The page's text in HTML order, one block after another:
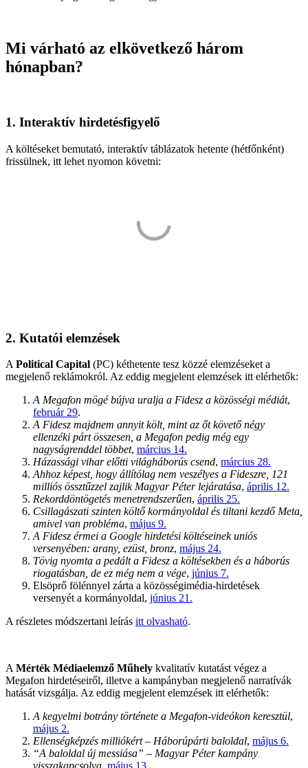
Mi várható az elkövetkező három
hónapban?
1. Interaktív hirdetésfigyelő
A költéseket bemutató, interaktív táblázatok hetente (hétfőnként)
frissülnek, itt lehet nyomon követni:
2. Kutatói elemzések
A Political Capital (PC) kéthetente tesz közzé elemzéseket a
megjelenő reklámokról. Az eddig megjelent elemzések itt elérhetők:
A Megafon mögé bújva uralja a Fidesz a közösségi médiát,
február 29.
A Fidesz majdnem annyit költ, mint az őt követő négy
ellenzéki párt összesen, a Megafon pedig még egy
nagyságrenddel többet, március 14.
Házassági vihar előtti világháborús csend, március 28.
Ahhoz képest, hogy állítólag nem veszélyes a Fideszre, 121
milliós össztűzzel zajlik Magyar Péter lejáratása, április 12.
Rekorddöntögetés menetrendszerűen, április 25.
Csillagászati szinten költő kormányoldal és tiltani kezdő Meta,
amivel van probléma, május 9.
A Fidesz érmei a Google hirdetési költéseinek uniós
versenyében: arany, ezüst, bronz, május 24.
Tövig nyomta a pedált a Fidesz a költésekben és a háborús
riogatásban, de ez még nem a vége, június 7.
Elsöprő fölénnyel zárta a közösségimédia-hirdetések
versenyét a kormányoldal, június 21.
A részletes módszertani leírás itt olvasható.
A Mérték Médiaelemző Műhely kvalitatív kutatást végez a
Megafon hirdetéseiről, illetve a kampányban megjelenő narratívák
hatását vizsgálja. Az eddig megjelent elemzések itt elérhetők:
A kegyelmi botrány története a Megafon-videókon keresztül,
május 2.
Ellenségképzés milliókért – Háborúpárti baloldal, május 6.
“A baloldal új messiása” – Magyar Péter kampány